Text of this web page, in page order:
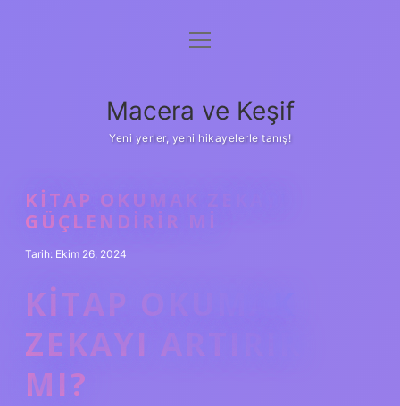
Anasayfa
Yasal Uyarı
menüyü
Macera ve Keşif
Yeni yerler, yeni hikayelerle tanış!
KITAP OKUMAK ZEKAYI
GÜÇLENDIRIR MI
Tarih: Ekim 26, 2024
KITAP OKUMAK
ZEKAYI ARTIRIR
MI?